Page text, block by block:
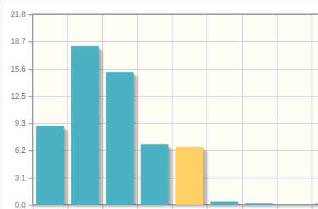
0.0
3.1
6.2
9.3
12.5
15.6
18.7
21.8